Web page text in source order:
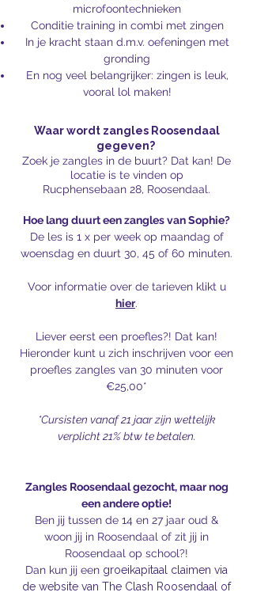
microfoontechnieken
Conditie training in combi met zingen
In je kracht staan d.m.v. oefeningen met
gronding
En nog veel belangrijker: zingen is leuk,
vooral lol maken!
Waar wordt zangles Roosendaal
gegeven?
Zoek je zangles in de buurt? Dat kan! De
locatie is tevinden op
Rucphensebaan 28, Roosendaal.
Hoe lang duurt een zangles van Sophie?
De les is 1 x per week op maandag of
woensdag en duurt 30, 45 of 60 minuten.
Voor informatie over de tarieven klikt u
hier.
Liever eerst een proefles?! Dat kan!
Hieronder kunt u zich inschrijven voor een
proefles zangles van 30 minuten voor
€25,00*
*Cursisten vanaf 21 jaar zijn wettelijk
verplicht 21% btw te betalen.
Zangles Roosendaal gezocht, maar nog
een andere optie!
Ben jij tussen de 14 en 27 jaar oud &
woon jij in Roosendaal of zit jij in
Roosendaal op school?!
Dan kun jij een groeikapitaal claimen via
de website van The Clash Roosendaal of